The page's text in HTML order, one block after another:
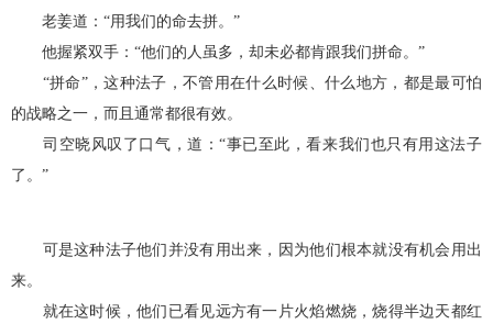
老姜道：“用我们的命去拼。”
他握紧双手：“他们的人虽多，却未必都肯跟我们拼命。”
“拼命”，这种法子，不管用在什么时候、什么地方，都是最可怕
的战略之一，而且通常都很有效。
司空晓风叹了口气，道：“事已至此，看来我们也只有用这法子
了。”
可是这种法子他们并没有用出来，因为他们根本就没有机会用出
来。
就在这时候，他们已看见远方有一片火焰燃烧，烧得半边天都红